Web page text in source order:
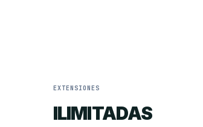
EXTENSIONES
ILIMITADAS